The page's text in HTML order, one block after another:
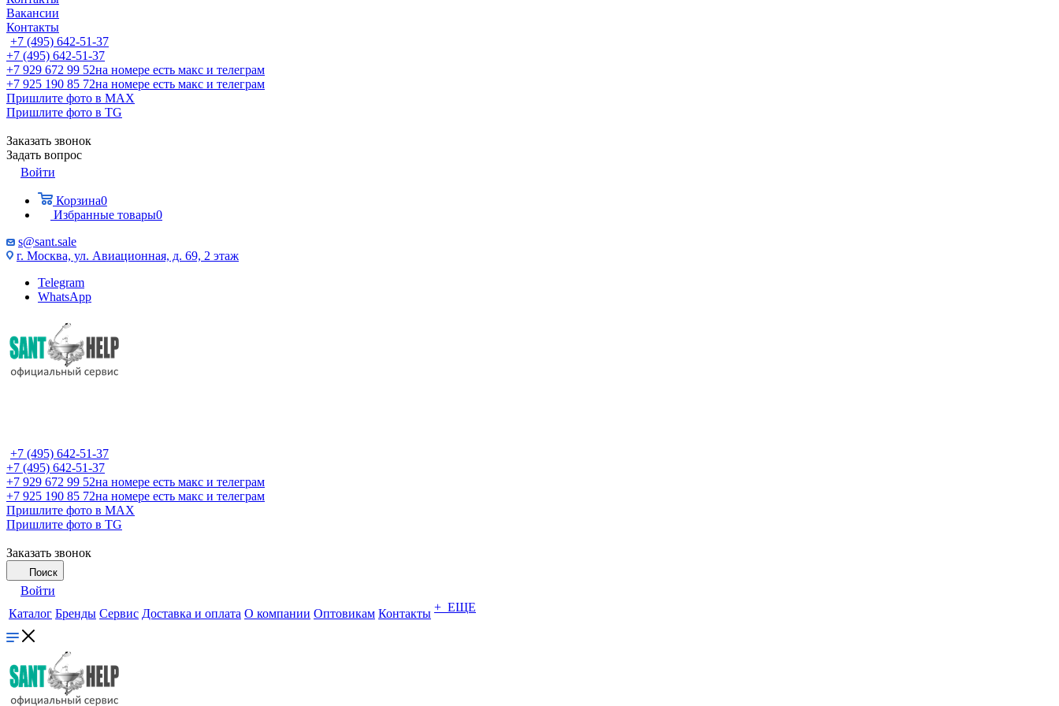
Вакансии
Контакты
+7 (495) 642-51-37
+7 (495) 642-51-37
+7 929 672 99 52на номере есть макс и телеграм
+7 925 190 85 72на номере есть макс и телеграм
Пришлите фото в MAX
Пришлите фото в TG
Заказать звонок
Задать вопрос
Войти
Корзина0
Избранные товары0
s@sant.sale
г. Москва, ул. Авиационная, д. 69, 2 этаж
Telegram
WhatsApp
+7 (495) 642-51-37
+7 (495) 642-51-37
+7 929 672 99 52на номере есть макс и телеграм
+7 925 190 85 72на номере есть макс и телеграм
Пришлите фото в MAX
Пришлите фото в TG
Заказать звонок
Поиск
Войти
Каталог Бренды Сервис Доставка и оплата О компании Оптовикам Контакты + ЕЩЕ